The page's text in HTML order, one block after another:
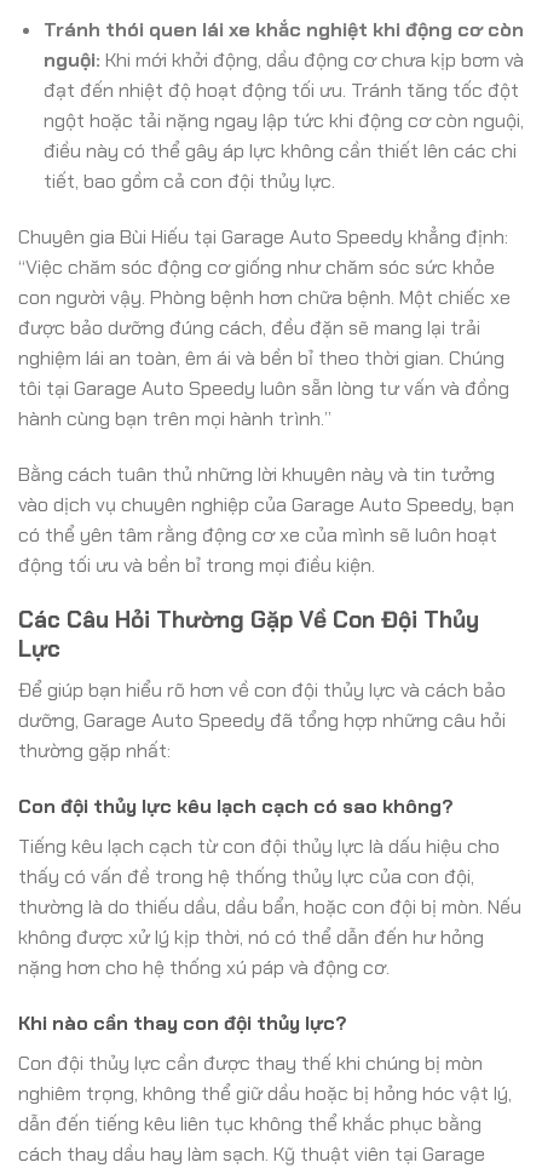
Tránh thói quen lái xe khắc nghiệt khi động cơ còn
nguội: Khi mới khởi động, dầu động cơ chưa kịp bơm và
đạt đến nhiệt độ hoạt động tối ưu. Tránh tăng tốc đột
ngột hoặc tải nặng ngay lập tức khi động cơ còn nguội,
điều này có thể gây áp lực không cần thiết lên các chi
tiết, bao gồm cả con đội thủy lực.
Chuyên gia Bùi Hiếu tại Garage Auto Speedy khẳng định:
“Việc chăm sóc động cơ giống như chăm sóc sức khỏe
con người vậy. Phòng bệnh hơn chữa bệnh. Một chiếc xe
được bảo dưỡng đúng cách, đều đặn sẽ mang lại trải
nghiệm lái an toàn, êm ái và bền bỉ theo thời gian. Chúng
tôi tại Garage Auto Speedy luôn sẵn lòng tư vấn và đồng
hành cùng bạn trên mọi hành trình.”
Bằng cách tuân thủ những lời khuyên này và tin tưởng
vào dịch vụ chuyên nghiệp của Garage Auto Speedy, bạn
có thể yên tâm rằng động cơ xe của mình sẽ luôn hoạt
động tối ưu và bền bỉ trong mọi điều kiện.
Các Câu Hỏi Thường Gặp Về Con Đội Thủy
Lực
Để giúp bạn hiểu rõ hơn về con đội thủy lực và cách bảo
dưỡng, Garage Auto Speedy đã tổng hợp những câu hỏi
thường gặp nhất:
Con đội thủy lực kêu lạch cạch có sao không?
Tiếng kêu lạch cạch từ con đội thủy lực là dấu hiệu cho
thấy có vấn đề trong hệ thống thủy lực của con đội,
thường là do thiếu dầu, dầu bẩn, hoặc con đội bị mòn. Nếu
không được xử lý kịp thời, nó có thể dẫn đến hư hỏng
nặng hơn cho hệ thống xú páp và động cơ.
Khi nào cần thay con đội thủy lực?
Con đội thủy lực cần được thay thế khi chúng bị mòn
nghiêm trọng, không thể giữ dầu hoặc bị hỏng hóc vật lý,
dẫn đến tiếng kêu liên tục không thể khắc phục bằng
cách thay dầu hay làm sạch. Kỹ thuật viên tại Garage